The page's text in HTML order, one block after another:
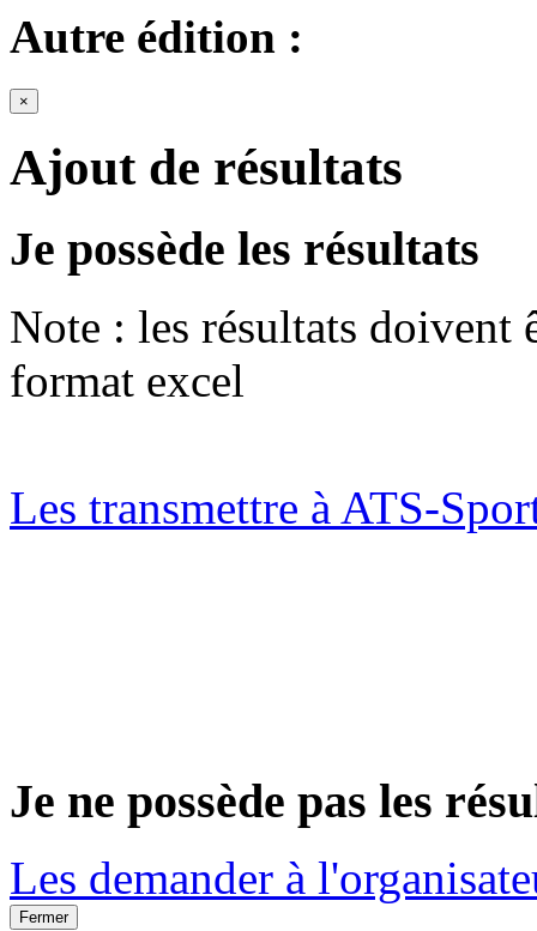
Autre édition :
×
Ajout de résultats
Je possède les résultats
Note : les résultats doivent
format excel
Les transmettre à ATS-
Je ne possède pas les
Les demander à
Fermer